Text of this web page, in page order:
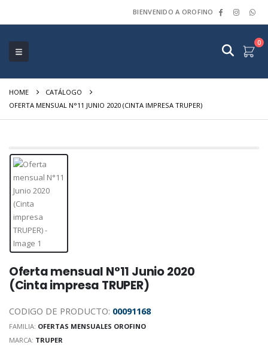
BIENVENIDO A OROFINO
0
HOME
CATÁLOGO
OFERTA MENSUAL N°11 JUNIO 2020 (CINTA IMPRESA TRUPER)
Oferta mensual N°11 Junio 2020
(Cinta impresa TRUPER)
CODIGO DE PRODUCTO: 00091168
FAMILIA: OFERTAS MENSUALES OROFINO
MARCA: TRUPER